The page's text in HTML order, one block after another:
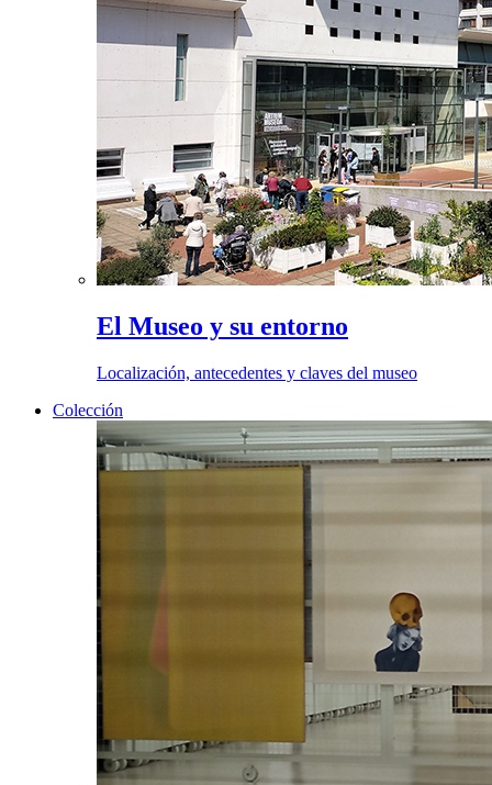
El Museo y su entorno
Localización, antecedentes y claves del museo
Colección